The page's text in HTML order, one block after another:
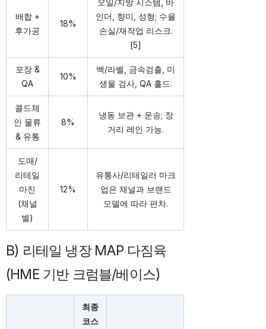
배합 +
후가공
18%
인더, 향미, 성형; 수율
손실/재작업 리스크.
[5]
포장 &
QA
10%
백/라벨, 금속검출, 미
생물 검사, QA 홀드.
콜드체
인 물류
& 유통
8%
냉동 보관 + 운송; 장
거리 레인 가능.
도매/
리테일
마진
(채널
별)
12%
유통사/리테일러 마크
업은 채널과 브랜드
모델에 따라 편차.
B) 리테일 냉장 MAP 다짐육
(HME 기반 크럼블/베이스)
최종
코스